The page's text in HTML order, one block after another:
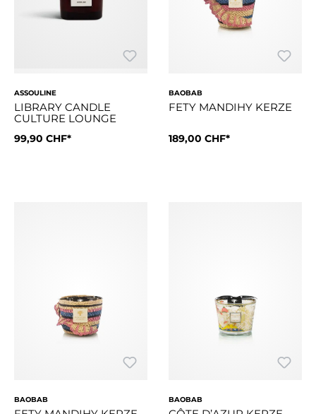
ASSOULINE
LIBRARY CANDLE
CULTURE LOUNGE
99,90 CHF*
BAOBAB
FETY MANDIHY KERZE
Die Duftkerze Mandihy ist
189,00 CHF*
BAOBAB BAOBAB